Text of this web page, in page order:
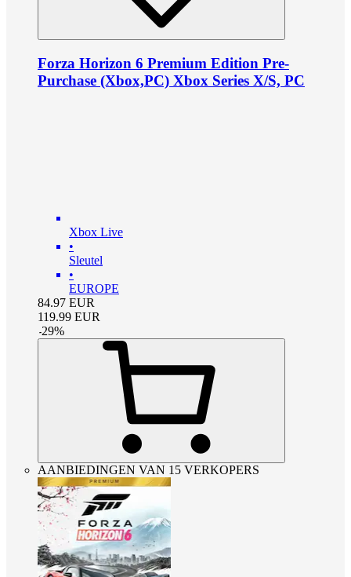
Forza Horizon 6 Premium Edition Pre-
Purchase (Xbox,PC) Xbox Series X/S, PC
Xbox Live
•
Sleutel
•
EUROPE
84.97 EUR
119.99 EUR
-29%
AANBIEDINGEN VAN 15 VERKOPERS